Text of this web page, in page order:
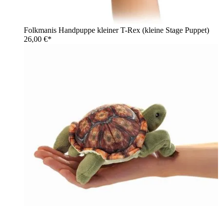
Folkmanis Handpuppe kleiner T-Rex (kleine Stage Puppet)
26,00 €*